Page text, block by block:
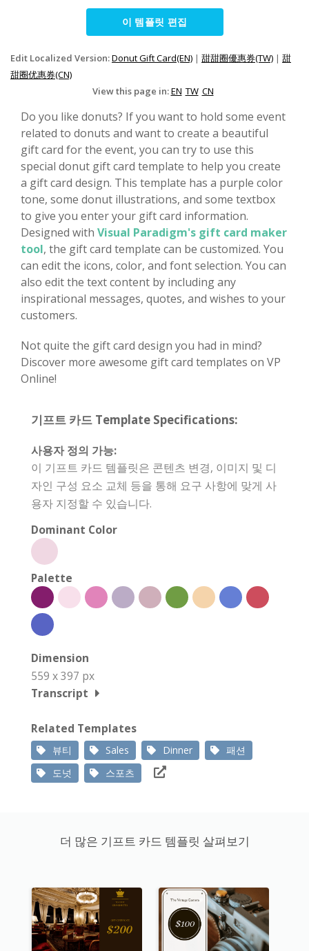
이 템플릿 편집
Edit Localized Version:Donut Gift Card(EN) | 甜甜圈優惠券(TW) | 甜
甜圈优惠券(CN)
View this page in:EN TW CN
Do you like donuts? If you want to hold some event
related to donuts and want to create a beautiful
gift card for the event, you can try to use this
special donut gift card template to help you create
a gift card design. This template has a purple color
tone, some donut illustrations, and some textbox
to give you enter your gift card information.
Designed with Visual Paradigm's gift card maker
tool, the gift card template can be customized. You
can edit the icons, color, and font selection. You can
also edit the text content by including any
inspirational messages, quotes, and wishes to your
customers.
Not quite the gift card design you had in mind?
Discover more awesome gift card templates on VP
Online!
기프트 카드 Template Specifications:
사용자 정의 가능:
이 기프트 카드 템플릿은 콘텐츠 변경, 이미지 및 디
자인 구성 요소 교체 등을 통해 요구 사항에 맞게 사
용자 지정할 수 있습니다.
Dominant Color
Palette
Dimension
559 x 397 px
Transcript
Related Templates
뷰티 Sales Dinner
패션
도넛
스포츠
더 많은 기프트 카드 템플릿 살펴보기